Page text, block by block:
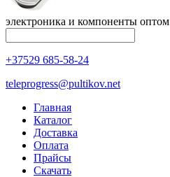
электроника и компоненты оптом
+37529 685-58-24
teleprogress@pultikov.net
Главная
Каталог
Доставка
Оплата
Прайсы
Cкачать